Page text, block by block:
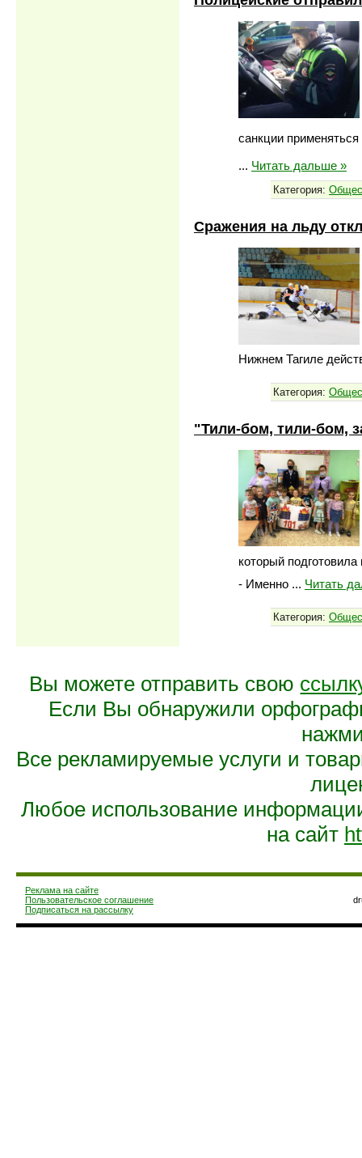
санкции применяться
... Читать дальше »
Категория:
Сражения на льду
Нижнем Тагиле
Категория:
"Тили-бом, тили-бом,
который
- Именно ... Читать
Категория:
Вы можете отправить свою
Если Вы обнаружили
Все рекламируемые услуги и
Любое использование
на сайт
Реклама на сайте
Пользовательское соглашение
Подписаться на рассылку